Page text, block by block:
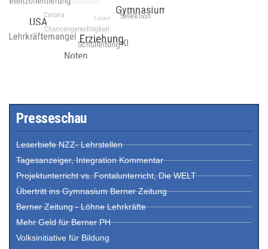
Presseschau
Leserbiefe NZZ- Lehrstellen
Tagesanzeiger, Integration Kommentar
Projektunterricht vs. Fontalunterricht, Die WELT
Übertritt ins Gymnasium Berner Zeitung
Berner Zeitung - Löhne Lehrkräfte
Mehr Geld für Berner PH
Volksinitiative für Bildung